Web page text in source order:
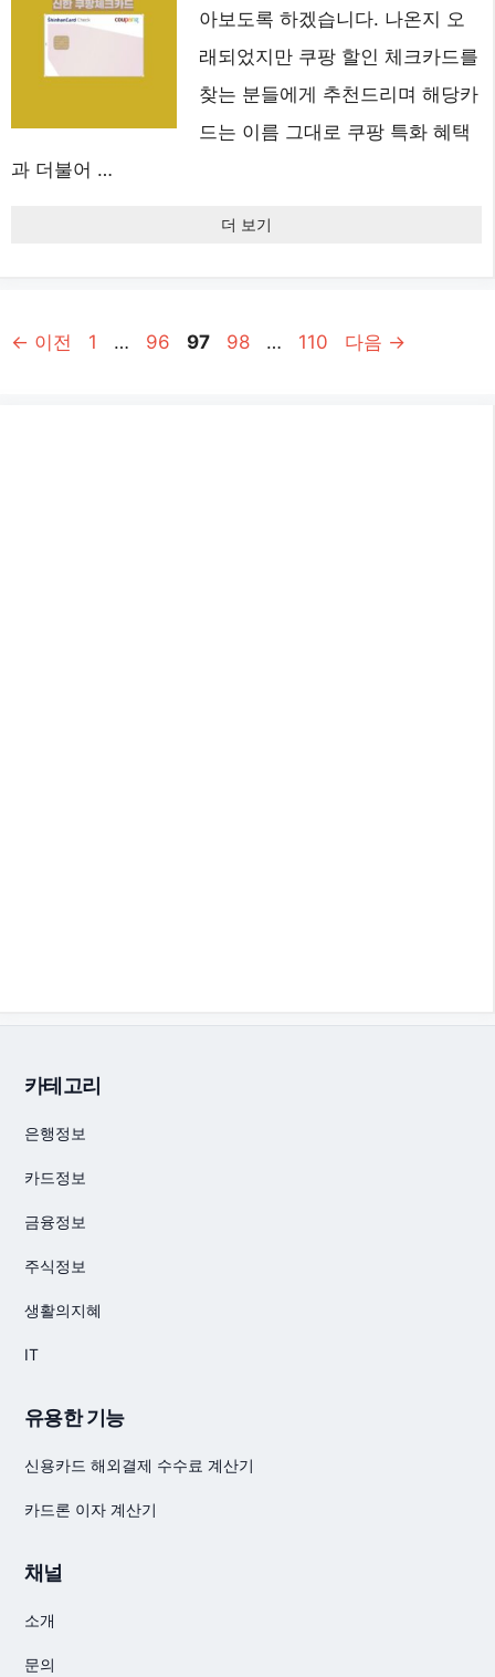
아보도록 하겠습니다. 나온지 오
래되었지만 쿠팡 할인 체크카드를
찾는 분들에게 추천드리며 해당카
드는 이름 그대로 쿠팡 특화 혜택
과 더불어 …
더 보기
← 이전
페
1 …
페
96
페
97
페
98 …
페
110 다음 →
카테고리
은행정보
카드정보
금융정보
주식정보
생활의지혜
IT
유용한 기능
신용카드 해외결제 수수료 계산기
카드론 이자 계산기
채널
소개
문의